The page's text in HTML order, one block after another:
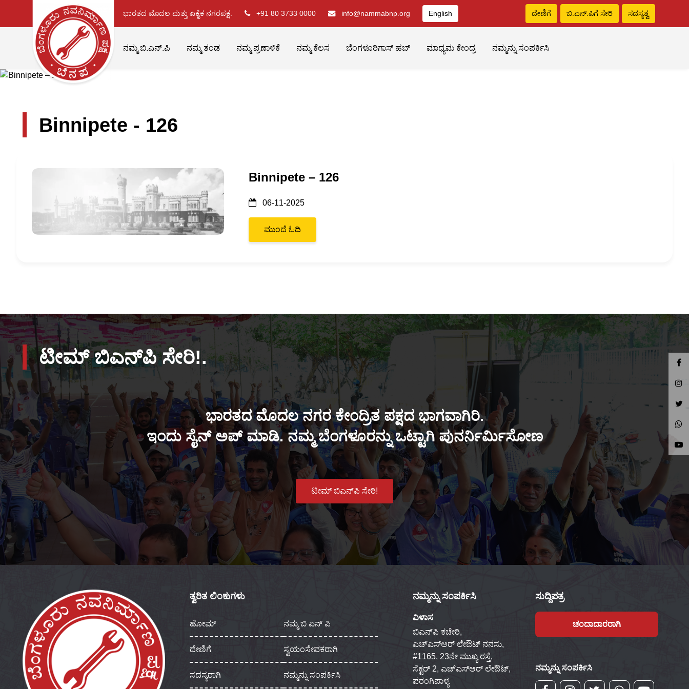
ಭಾರತದ ಮೊದಲ ಮತ್ತು ಏಕೈಕ ನಗರಪಕ್ಷ. +91 80 3733 0000 info@nammabnp.org English ದೇಣಿಗೆ ಬಿ.ಎನ್‌.ಪಿಗೆ ಸೇರಿ ಸದಸ್ಯತ್ವ
ನಮ್ಮ ಬಿ.ಎನ್.ಪಿ ನಮ್ಮ ತಂಡ ನಮ್ಮ ಪ್ರಣಾಳಿಕೆ ನಮ್ಮ ಕೆಲಸ ಬೆಂಗಳೂರಿಗಾಸ್ ಹಬ್ ಮಾಧ್ಯಮ ಕೇಂದ್ರ ನಮ್ಮನ್ನು ಸಂಪರ್ಕಿಸಿ
Binnipete - 126
Binnipete – 126
06-11-2025
ಮುಂದೆ ಓದಿ
ಟೀಮ್ ಬಿಎನ್‌ಪಿ ಸೇರಿ!.
ಭಾರತದ ಮೊದಲ ನಗರ ಕೇಂದ್ರಿತ ಪಕ್ಷದ ಭಾಗವಾಗಿರಿ.
ಇಂದು ಸೈನ್ ಅಪ್ ಮಾಡಿ. ನಮ್ಮ ಬೆಂಗಳೂರನ್ನು ಒಟ್ಟಾಗಿ ಪುನರ್ನಿರ್ಮಿಸೋಣ
ಟೀಮ್ ಬಿಎನ್‌ಪಿ ಸೇರಿ!
ತ್ವರಿತ ಲಿಂಕುಗಳು
ಹೋಮ್ ನಮ್ಮ ಬಿ ಏನ್ ಪಿ
ದೇಣಿಗೆ ಸ್ವಯಂಸೇವಕರಾಗಿ
ಸದಸ್ಯರಾಗಿ ನಮ್ಮನ್ನು ಸಂಪರ್ಕಿಸಿ
ನಮ್ಮನ್ನು ಸಂಪರ್ಕಿಸಿ
ವಿಳಾಸ
ಬಿಎನ್‌ಪಿ ಕಚೇರಿ,
ಎಚ್‌ಎಸ್‌ಆರ್ ಲೇಔಟ್ ನನಸು,
#1165, 23ನೇ ಮುಖ್ಯ ರಸ್ತೆ,
ಸೆಕ್ಟರ್ 2, ಎಚ್‌ಎಸ್‌ಆರ್ ಲೇಔಟ್,
ಪರಂಗಿಪಾಳ್ಯ
ಸುದ್ದಿಪತ್ರ
ಚಂದಾದಾರರಾಗಿ
ನಮ್ಮನ್ನು ಸಂಪರ್ಕಿಸಿ